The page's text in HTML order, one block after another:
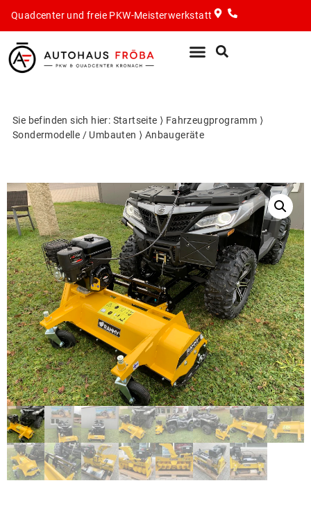
Quadcenter und freie PKW-Meisterwerkstatt
Sie befinden sich hier: Startseite ⟩ Fahrzeugprogramm ⟩
Sondermodelle / Umbauten ⟩ Anbaugeräte